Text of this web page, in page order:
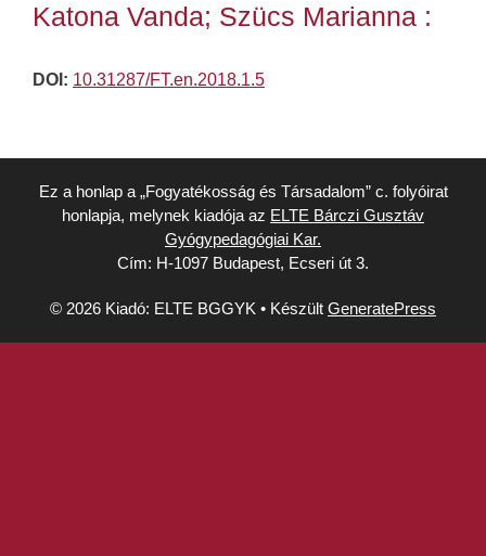
Katona Vanda; Szücs Marianna :
DOI: 10.31287/FT.en.2018.1.5
Ez a honlap a „Fogyatékosság és Társadalom” c. folyóirat
honlapja, melynek kiadója az ELTE Bárczi Gusztáv
Gyógypedagógiai Kar.
Cím: H-1097 Budapest, Ecseri út 3.
© 2026 Kiadó: ELTE BGGYK • Készült GeneratePress